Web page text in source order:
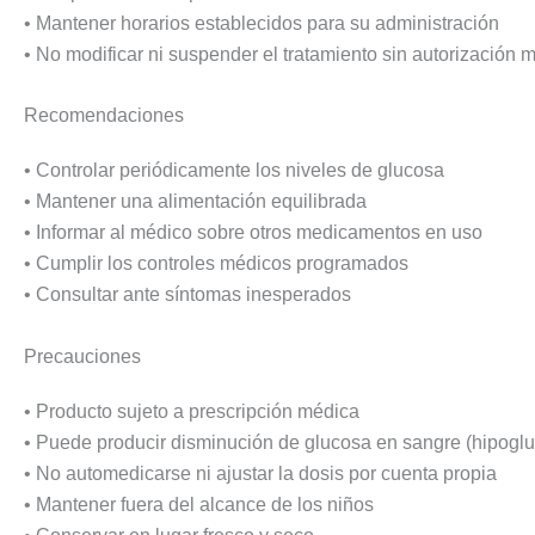
• Mantener horarios establecidos para su administración
• No modificar ni suspender el tratamiento sin autorización
Recomendaciones
• Controlar periódicamente los niveles de glucosa
• Mantener una alimentación equilibrada
• Informar al médico sobre otros medicamentos en uso
• Cumplir los controles médicos programados
• Consultar ante síntomas inesperados
Precauciones
• Producto sujeto a prescripción médica
• Puede producir disminución de glucosa en sangre
• No automedicarse ni ajustar la dosis por cuenta propia
• Mantener fuera del alcance de los niños